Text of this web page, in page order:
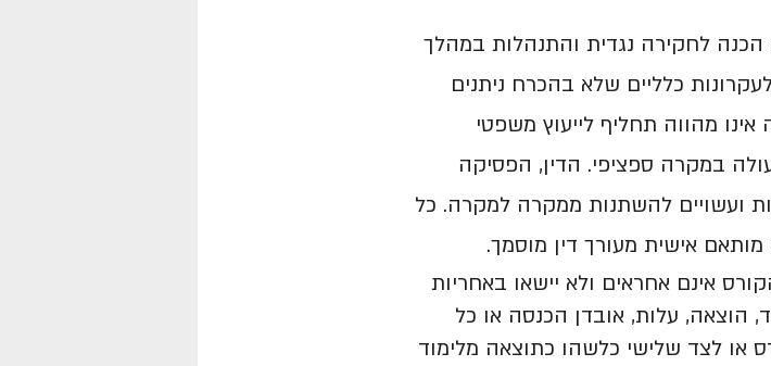
לחקירה נגדית והתנהלות במהלך
כלליים שלא בהכרח ניתנים
מהווה תחליף לייעוץ משפטי
במקרה ספציפי. הדין, הפסיקה
ועשויים להשתנות ממקרה למקרה. כל
אישית מעורך דין מוסמך.
אינם אחראים ולא יישאו באחריות
הוצאה, עלות, אובדן הכנסה או כל
או לצד שלישי כלשהו כתוצאה מלימוד